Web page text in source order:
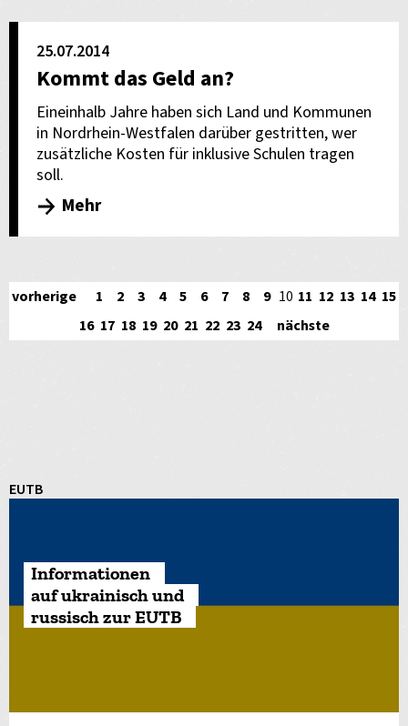
25.07.2014
Kommt das Geld an?
Eineinhalb Jahre haben sich Land und Kommunen
in Nordrhein-Westfalen darüber gestritten, wer
zusätzliche Kosten für inklusive Schulen tragen
soll.
Mehr
vorherige 1 2 3 4 5 6 7 8 9 10 11 12 13 14 15
16 17 18 19 20 21 22 23 24 nächste
EUTB
Informationen
auf ukrainisch und
russisch zur EUTB